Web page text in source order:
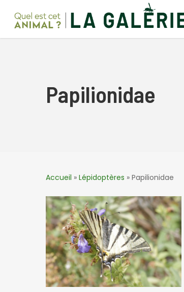
main
Papilionidae
Accueil » Lépidoptères » Papilionidae